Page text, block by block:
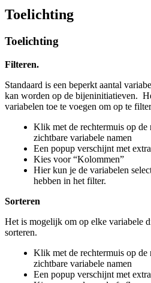
Toelichting
Toelichting
Filteren.
Standaard is een beperkt aantal
kan worden op de bijeninitiatieven.
variabelen toe te voegen om op te
Klik met de rechtermuis op de
zichtbare variabele namen
Een popup verschijnt met
Kies voor “Kolommen”
Hier kun je de variabelen
hebben in het filter.
Sorteren
Het is mogelijk om op elke variabele
sorteren.
Klik met de rechtermuis op de
zichtbare variabele namen
Een popup verschijnt met